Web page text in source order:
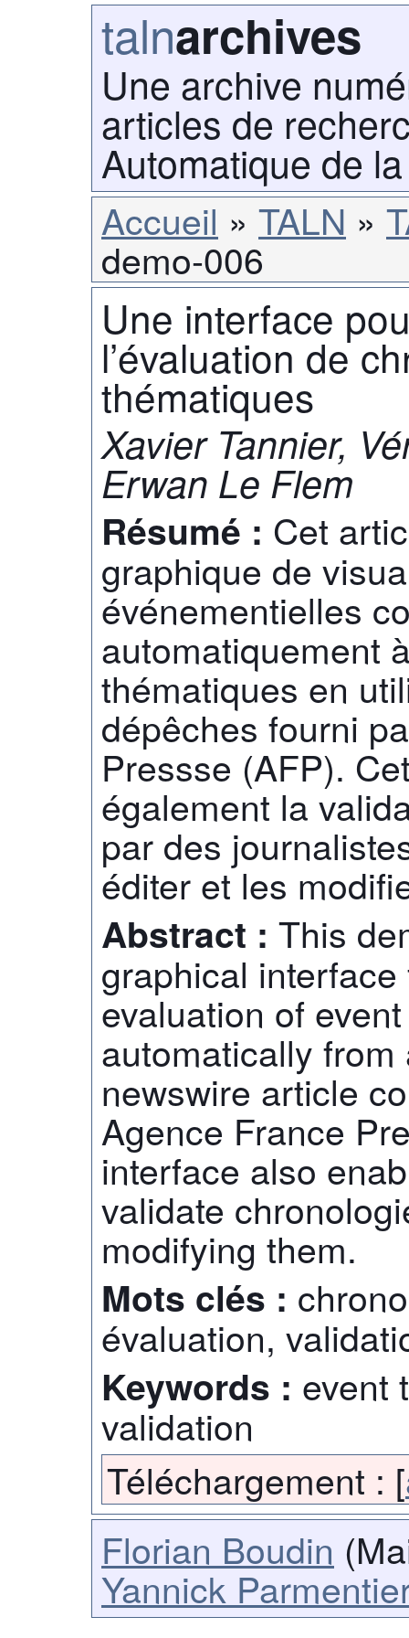
talnarchives
Une archive
articles de
Automatique de
Accueil TALN
demo-006
Une interface
l’évaluation de
thématiques
Xavier Tannier,
Erwan Le Flem
Résumé : Cet
graphique de
événementielles
automatiquement
thématiques en
dépêches fourni
Pressse (AFP).
également la
par des
éditer et les
Abstract : This
graphical
evaluation of
automatically
newswire article
Agence France
interface also
validate
modifying them.
Mots clés :
évaluation,
Keywords : event
validation
Téléchargement : [
Florian Boudin
Yannick